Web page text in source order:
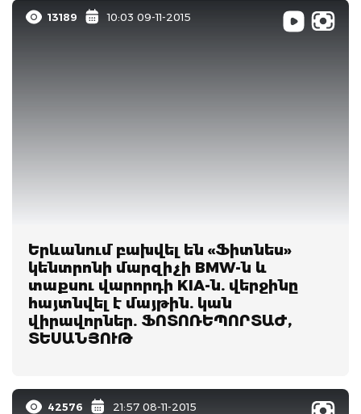
13189 10:03 09-11-2015
Երևանում բախվել են «Ֆիտնես»
կենտրոնի մարզիչի BMW-ն և
տաքսու վարորդի KIA-ն. վերջինը
հայտնվել է մայթին. կան
վիրավորներ. ՖՈՏՈՌԵՊՈՐՏԱԺ,
ՏԵՍԱՆՅՈՒԹ
42576 21:57 08-11-2015